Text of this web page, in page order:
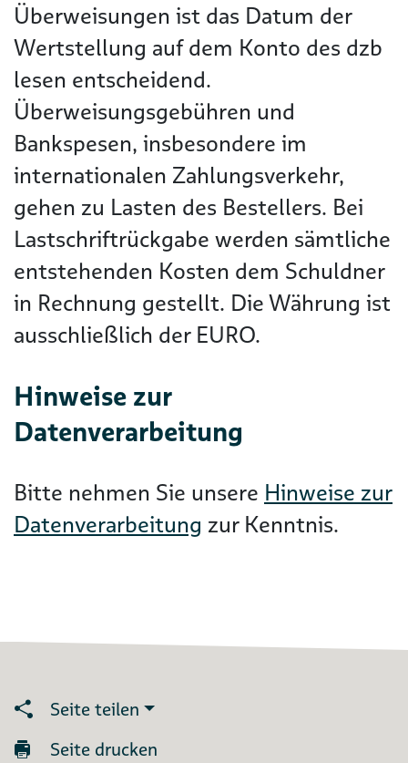
Überweisungen ist das Datum der
Wertstellung auf dem Konto des dzb
lesen entscheidend.
Überweisungsgebühren und
Bankspesen, insbesondere im
internationalen Zahlungsverkehr,
gehen zu Lasten des Bestellers. Bei
Lastschriftrückgabe werden sämtliche
entstehenden Kosten dem Schuldner
in Rechnung gestellt. Die Währung ist
ausschließlich der EURO.
Hinweise zur
Datenverarbeitung
Bitte nehmen Sie unsere Hinweise zur
Datenverarbeitung zur Kenntnis.
Seite teilen
Seite drucken